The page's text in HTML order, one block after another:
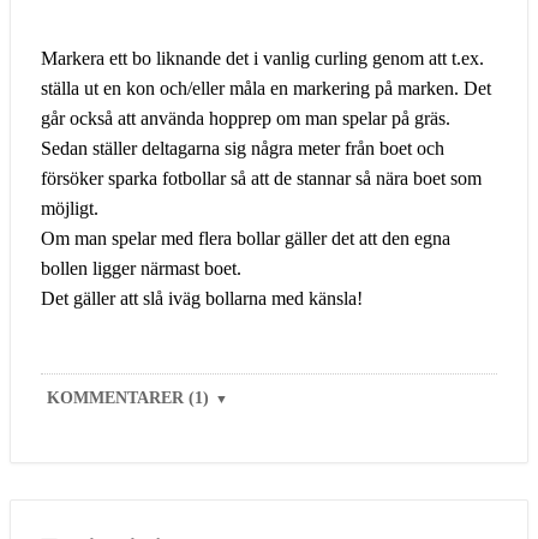
Markera ett bo liknande det i vanlig curling genom att t.ex.
ställa ut en kon och/eller måla en markering på marken. Det
går också att använda hopprep om man spelar på gräs.
Sedan ställer deltagarna sig några meter från boet och
försöker sparka fotbollar så att de stannar så nära boet som
möjligt.
Om man spelar med flera bollar gäller det att den egna
bollen ligger närmast boet.
Det gäller att slå iväg bollarna med känsla!
KOMMENTARER (1) ▼